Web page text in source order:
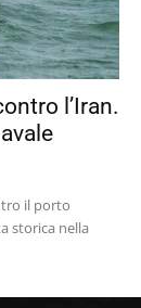
l’Iran.
il porto
storica nella